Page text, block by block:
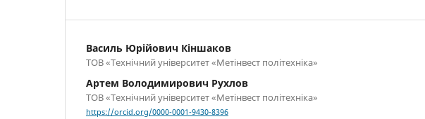
Василь Юрійович Кіншаков
ТОВ «Технічний університет «Метінвест політехніка»
Артем Володимирович Рухлов
ТОВ «Технічний університет «Метінвест політехніка»
https://orcid.org/0000-0001-9430-8396